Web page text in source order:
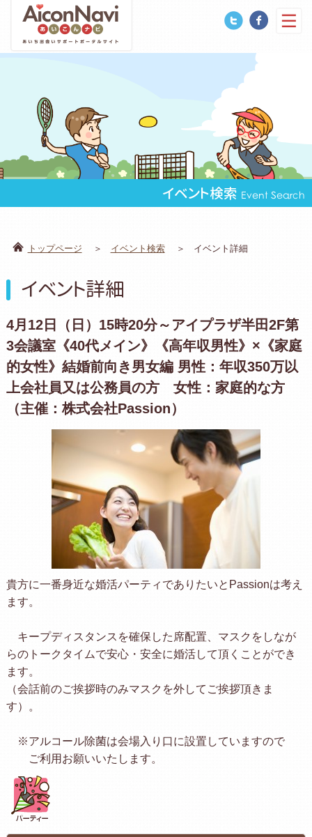
イベント検索 Event Search
トップページ イベント検索 イベント詳細
イベント詳細
4月12日（日）15時20分～アイプラザ半田2F第
3会議室《40代メイン》《高年収男性》×《家庭
的女性》結婚前向き男女編 男性：年収350万以
上会社員又は公務員の方 女性：家庭的な方
（主催：株式会社Passion）
貴方に一番身近な婚活パーティでありたいとPassionは考え
ます。
キープディスタンスを確保した席配置、マスクをしなが
らのトークタイムで安心・安全に婚活して頂くことができ
ます。
（会話前のご挨拶時のみマスクを外してご挨拶頂きま
す）。
※アルコール除菌は会場入り口に設置していますので
ご利用お願いいたします。